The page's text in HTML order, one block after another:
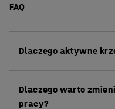
FAQ
Dlaczego aktywne
pozytywnych
wzmacnia się
Dlaczego warto
pracy?